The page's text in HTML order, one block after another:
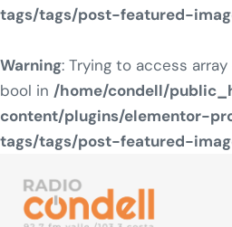
tags/tags/post-featured-
Warning: Trying to access
bool in /home/condell/
content/plugins/elementor-
tags/tags/post-featured-